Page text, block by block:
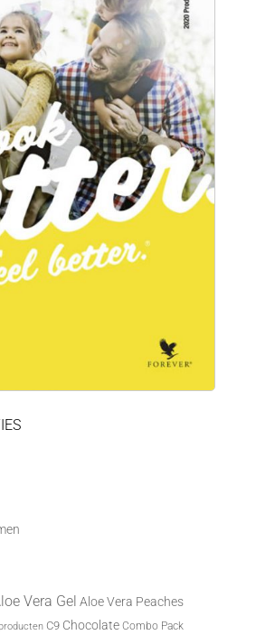
Vera Gel Aloe Vera Peaches
C9 Chocolate Combo Pack